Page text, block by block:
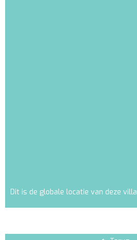
Dit is de globale locatie van deze villa